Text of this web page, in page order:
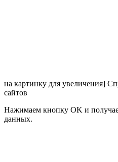
на картинку для увеличения]
сайтов
Нажимаем кнопку OK и
данных.